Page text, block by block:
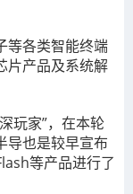
等各类智能终端
片产品及系统解
玩家”，在本轮
导也是较早宣布
等产品进行了